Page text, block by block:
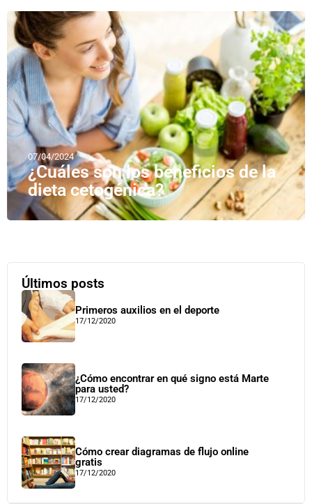
07/04/2024
¿Cuáles son los beneficios de la
dieta cetogénica?
Últimos posts
Primeros auxilios en el deporte
17/12/2020
¿Cómo encontrar en qué signo está Marte
para usted?
17/12/2020
Cómo crear diagramas de flujo online
gratis
17/12/2020